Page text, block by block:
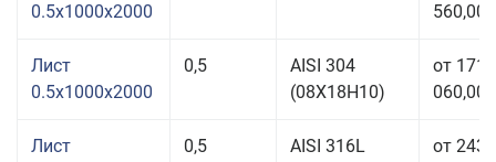
0.5x1000x2000
560,00
Лист
0.5x1000x2000
0,5
AISI 304
(08Х18Н10)
от 171
060,00
Лист
0,5 AISI 316L
от 243